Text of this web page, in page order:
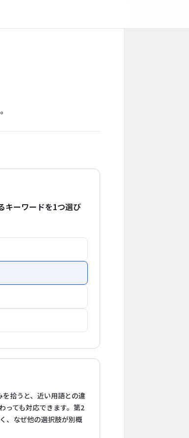
キーワードを1つ選び
拾うと、近い用語との違
っても対応できます。第2
、なぜ他の選択肢が別概